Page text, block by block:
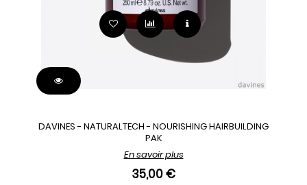
DAVINES - NATURALTECH - NOURISHING HAIRBUILDING
PAK
En savoir plus
35,00 €